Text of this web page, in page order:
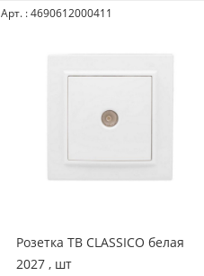
Арт. : 4690612000411
Розетка ТВ CLASSICO белая
2027 , шт